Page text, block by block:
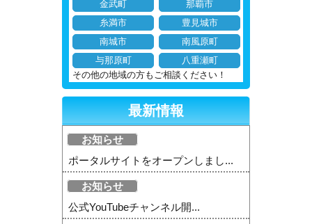
金武町
那覇市
糸満市
豊見城市
南城市
南風原町
与那原町
八重瀬町
その他の地域の方もご相談ください！
最新情報
お知らせ
ポータルサイトをオープンしまし...
お知らせ
公式YouTubeチャンネル開...